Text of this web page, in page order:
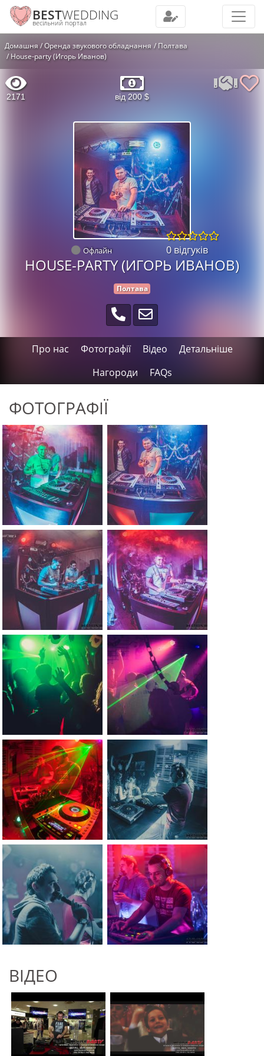
BESTWEDDING
весільний портал
Домашня Оренда звукового обладнання
Полтава
House-party (Игорь Иванов)
2171 від 200 $
Офлайн 0 відгуків
HOUSE-PARTY (ИГОРЬ ИВАНОВ)
Полтава
Про нас Фотографії Відео
Детальніше
Нагороди
FAQs
ФОТОГРАФІЇ
ВІДЕО